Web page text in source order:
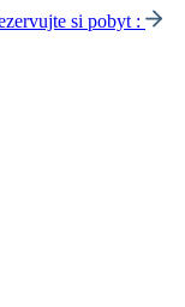
si pobyt :